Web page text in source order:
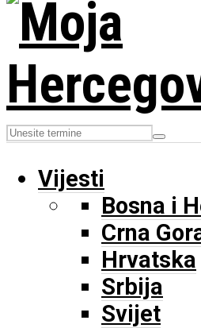
Vijesti
Bosna i
Crna
Hrvatska
Srbija
Svijet